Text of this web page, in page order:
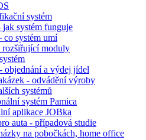
systém
systém funguje
co systém umí
rozšiřující moduly
objednání a výdej jídel
- odvádění výroby
systémů
systém Pamica
aplikace JOBka
auta - případová studie
na pobočkách, home office